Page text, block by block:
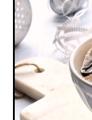
VANILLE